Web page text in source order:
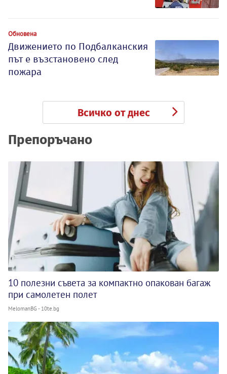
Обновена
Движението по Подбалканския
път е възстановено след
пожара
Всичко от днес
Препоръчано
10 полезни съвета за компактно опакован багаж
при самолетен полет
MelomanBG - 10te.bg